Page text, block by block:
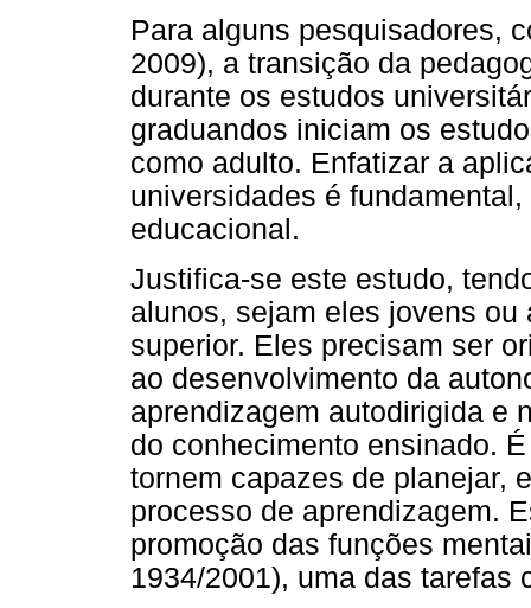
Para alguns pesquisadores,
2009), a transição da
durante os estudos
graduandos iniciam os
como adulto. Enfatizar a
universidades é
educacional.
Justifica-se este estudo,
alunos, sejam eles jovens
superior. Eles precisam ser
ao desenvolvimento da
aprendizagem autodirigida e
do conhecimento ensinado.
tornem capazes de planejar,
processo de aprendizagem.
promoção das funções
1934/2001), uma das tarefas